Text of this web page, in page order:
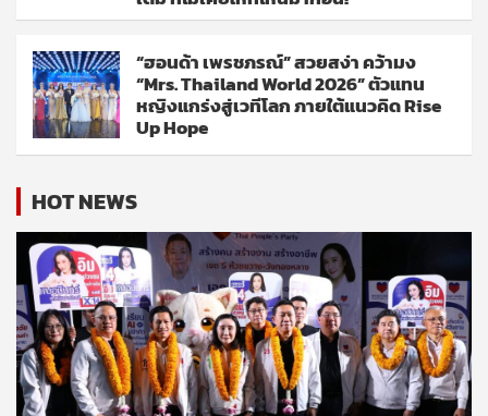
“ฮอนด้า เพรชภรณ์” สวยสง่า คว้ามง
“Mrs. Thailand World 2026” ตัวแทน
หญิงแกร่งสู่เวทีโลก ภายใต้แนวคิด Rise
Up Hope
HOT NEWS